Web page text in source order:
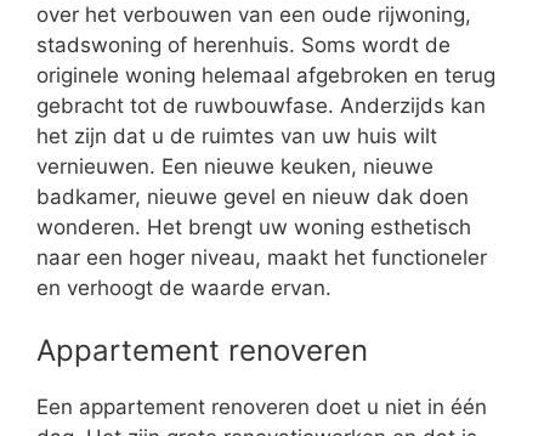
over het verbouwen van een oude rijwoning,
stadswoning of herenhuis. Soms wordt de
originele woning helemaal afgebroken en terug
gebracht tot de ruwbouwfase. Anderzijds kan
het zijn dat u de ruimtes van uw huis wilt
vernieuwen. Een nieuwe keuken, nieuwe
badkamer, nieuwe gevel en nieuw dak doen
wonderen. Het brengt uw woning esthetisch
naar een hoger niveau, maakt het functioneler
en verhoogt de waarde ervan.
Appartement renoveren
Een appartement renoveren doet u niet in één